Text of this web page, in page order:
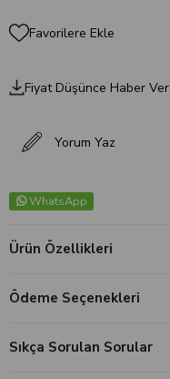
Favorilere Ekle
Fiyat Düşünce Haber Ver
Yorum Yaz
WhatsApp
Ürün Özellikleri
Ödeme Seçenekleri
Sıkça Sorulan Sorular